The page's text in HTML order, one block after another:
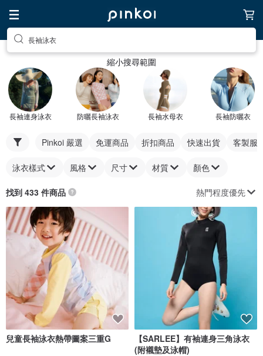
長袖泳衣
縮小搜尋範圍
長袖連身泳衣 防曬長袖泳衣 長袖水母衣 長袖防曬衣
Pinkoi 嚴選 免運商品 折扣商品 快速出貨 客製服
泳衣樣式 風格 尺寸 材質 顏色
找到 433 件商品 熱門程度優先
兒童長袖泳衣熱帶圖案三重G
【SARLEE】有袖連身三角泳衣
(附襯墊及泳帽)